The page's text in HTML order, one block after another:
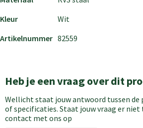
Kleur
Wit
Artikelnummer 82559
Heb je een vraag over dit
Wellicht staat jouw antwoord tussen de
of specificaties. Staat jouw vraag er niet
contact met ons op